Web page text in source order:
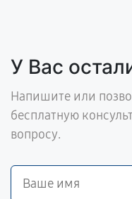
У Вас
Напишите или
бесплатную
вопросу.